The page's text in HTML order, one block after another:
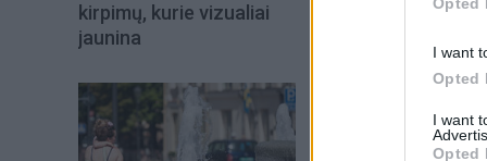
I want
Opted
I want
Opted
kirpimų, kurie vizualiai
jaunina